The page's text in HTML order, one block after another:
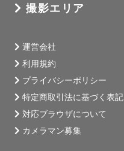
撮影エリア
運営会社
利用規約
プライバシーポリシー
特定商取引法に基づく表記
対応ブラウザについて
カメラマン募集